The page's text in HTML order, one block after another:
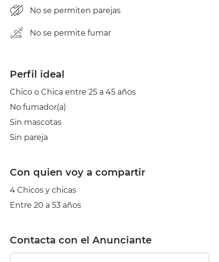
No se permiten parejas
No se permite fumar
Perfil ideal
Chico o Chica entre 25 a 45 años
No fumador(a)
Sin mascotas
Sin pareja
Con quien voy a compartir
4 Chicos y chicas
Entre 20 a 53 años
Contacta con el Anunciante